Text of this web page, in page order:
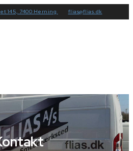
145, 7400 Herning flias@flias.dk